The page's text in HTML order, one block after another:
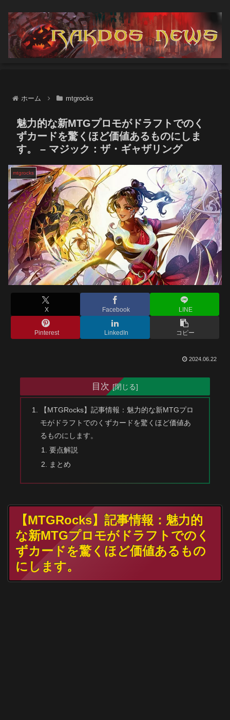
ホーム mtgrocks
魅力的な新MTGプロモがドラフトでのく
ずカードを驚くほど価値あるものにしま
す。 – マジック：ザ・ギャザリング
mtgrocks
X Facebook LINE
Pinterest LinkedIn コピー
2024.06.22
目次
【MTGRocks】記事情報：魅力的な新MTGプロ
モがドラフトでのくずカードを驚くほど価値あ
るものにします。
要点解説
まとめ
【MTGRocks】記事情報：魅力的
な新MTGプロモがドラフトでのく
ずカードを驚くほど価値あるもの
にします。